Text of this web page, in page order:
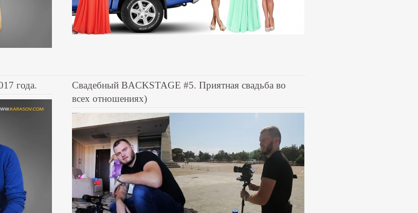
года.
Свадебный BACKSTAGE #5. Приятная свадьба во
всех отношениях)